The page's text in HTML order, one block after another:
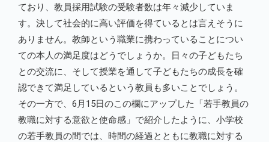
ており、教員採用試験の受験者数は年々減少していま
す。決して社会的に高い評価を得ているとは言えそうに
ありません。教師という職業に携わっていることについ
ての本人の満足度はどうでしょうか。日々の子どもたち
との交流に、そして授業を通して子どもたちの成長を確
認できて満足しているという教員も多いことでしょう。
その一方で、6月15日のこの欄にアップした「若手教員の
教職に対する意欲と使命感」で紹介したように、小学校
の若手教員の間では、時間の経過とともに教職に対する